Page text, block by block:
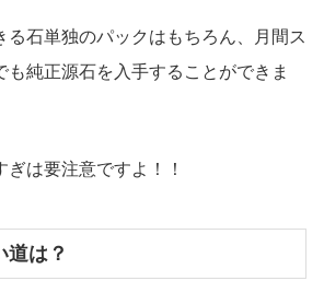
る石単独のパックはもちろん、月間ス
も純正源石を入手することができま
は要注意ですよ！！
道は？